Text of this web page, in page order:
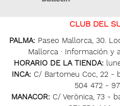
CLUB DEL
PALMA: Paseo Mallorca, 30.
Mallorca · Información y
HORARIO DE LA TIENDA:
INCA: C/ Bartomeu Coc, 22 -
504 472 -
MANACOR: C/ Verònica, 73 -